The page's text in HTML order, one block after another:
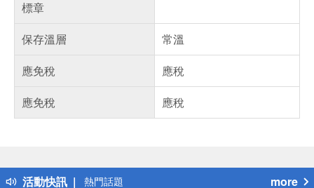
標章
保存溫層
常溫
應免稅
應稅
應免稅
應稅
活動快訊
得獎公告
熱門話題
more